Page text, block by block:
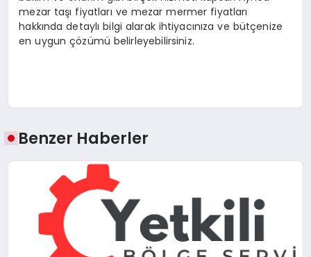
mezar taşı fiyatları ve mezar mermer fiyatları
hakkında detaylı bilgi alarak ihtiyacınıza ve bütçenize
en uygun çözümü belirleyebilirsiniz.
Benzer Haberler